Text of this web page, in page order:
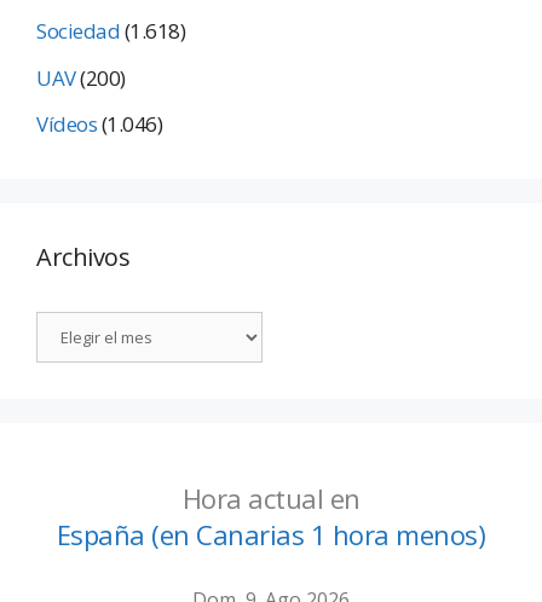
Sociedad(1.618)
UAV(200)
Vídeos(1.046)
Archivos
Hora actual en
España (en Canarias 1 hora menos)